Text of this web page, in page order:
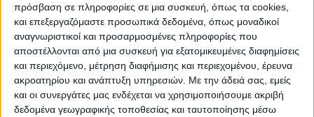
πρόσβαση σε πληροφορίες σε μια συσκευή, όπως τα cookies,
και επεξεργαζόμαστε προσωπικά δεδομένα, όπως μοναδικοί
αναγνωριστικοί και προσαρμοσμένες πληροφορίες που
αποστέλλονται από μια συσκευή για εξατομικευμένες διαφημίσεις
και περιεχόμενο, μέτρηση διαφήμισης και περιεχομένου, έρευνα
ακροατηρίου και ανάπτυξη υπηρεσιών. Με την άδειά σας, εμείς
και οι συνεργάτες μας ενδέχεται να χρησιμοποιήσουμε ακριβή
δεδομένα γεωγραφικής τοποθεσίας και ταυτοποίησης μέσω
ΠΡΟΗΓΟΥΜΕΝΟ ΑΡΘΡΟ
Moυζάλας από την Καρδίτσα:
«Ο ΣΥΡΙΖΑ απευθύνεται στην
κοινωνική βάση»
ΕΠΟΜΕΝΟ ΑΡΘΡΟ
ΚΙΝΑΛ: Ποιοι είναι οι 40
Καρδιτσιώτες σύνεδροι